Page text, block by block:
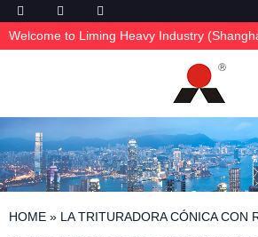
Welcome to Liming Heavy Industry
HOME » LA TRITURADORA CÓNICA CON